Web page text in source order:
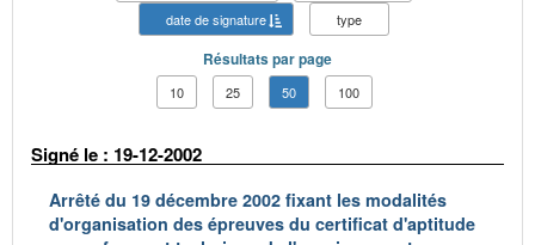
date de signature
type
Résultats par page
10 25 50 100
Signé le : 19-12-2002
Arrêté du 19 décembre 2002 fixant les modalités
d'organisation des épreuves du certificat d'aptitude